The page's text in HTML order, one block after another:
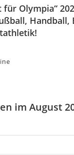
für Olympia“
Handball,
im August